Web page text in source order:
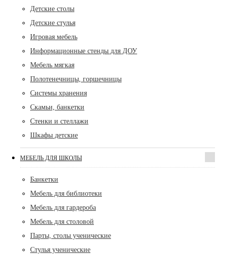
Детские столы
Детские стулья
Игровая мебель
Информационные стенды для ДОУ
Мебель мягкая
Полотенечницы, горшечницы
Системы хранения
Скамьи, банкетки
Стенки и стеллажи
Шкафы детские
МЕБЕЛЬ ДЛЯ ШКОЛЫ
Банкетки
Мебель для библиотеки
Мебель для гардероба
Мебель для столовой
Парты, столы ученические
Стулья ученические